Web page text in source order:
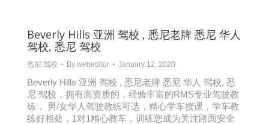
Beverly Hills 亚洲 驾校 , 悉尼老牌 悉尼 华人
驾校, 悉尼 驾校
悉尼 驾校 By webeditor January 12, 2020
Beverly Hills 亚洲 驾校 , 悉尼老牌 悉尼 华人 驾校, 悉
尼 驾校，拥有高资质的，经验丰富的RMS专业驾驶教
练， 男/女华人驾驶教练可选，精心学车授课，学车教
练好相处，1对1精心教车，训练您成为关注路面安全